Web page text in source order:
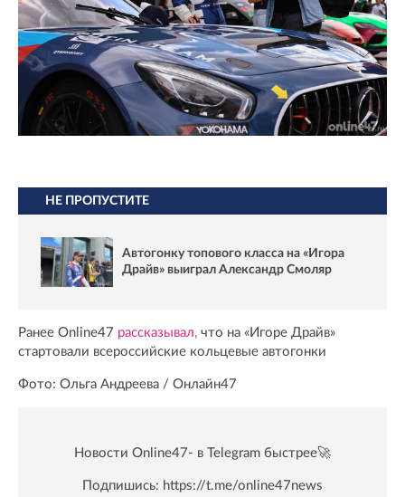
НЕ ПРОПУСТИТЕ
Автогонку топового класса на «Игора
Драйв» выиграл Александр Смоляр
Ранее Online47 рассказывал, что на «Игоре Драйв»
стартовали всероссийские кольцевые автогонки
Фото: Ольга Андреева / Онлайн47
Новости Online47- в Telegram быстрее🚀
Подпишись: https://t.me/online47news